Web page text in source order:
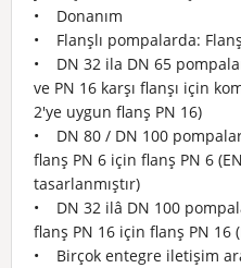
• Donanım
• Flanşlı pompalarda:
• DN 32 ila DN 65
ve PN 16 karşı flanşı için
2'ye uygun flanş PN 16)
• DN 80 / DN 100
flanş PN 6 için flanş PN 6
tasarlanmıştır)
• DN 32 ilâ DN 100
flanş PN 16 için flanş PN 16
• Birçok entegre iletişim